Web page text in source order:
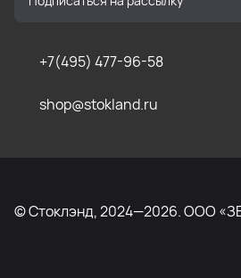
+7(495) 477-96-58
shop@stokland.ru
© Стоклэнд, 2024—2026. ООО